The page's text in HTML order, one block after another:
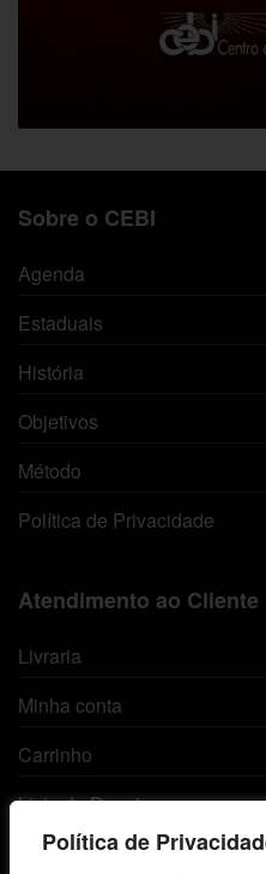
Política de
Sobre o CEBI
Agenda
Estaduais
História
Objetivos
Método
Política de Privacidade
Atendimento ao Cliente
Livraria
Minha conta
Carrinho
Lista de Desejos
Termos e Condições